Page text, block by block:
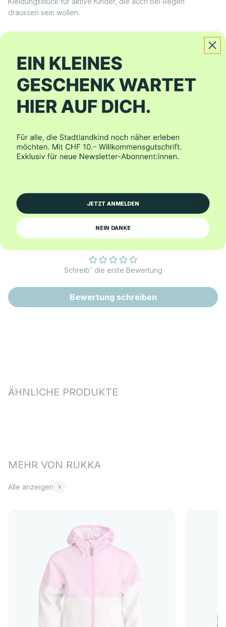
draussen sein wollen.
Kauf auf Rechnung
Bewertungen
Schreib' die erste Bewertung
Bewertung schreiben
Alle anzeigen
JETZT ANMELDEN
NEIN DANKE